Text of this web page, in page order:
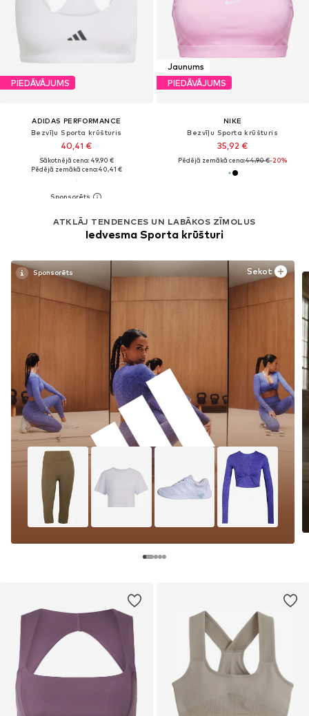
PIEDĀVĀJUMS
ADIDAS PERFORMANCE
Bezvīļu Sporta krūšturis
40,41 €
Sākotnējā cena: 49,90 €
Pēdējā zemākā cena:40,41 €
Jaunums
PIEDĀVĀJUMS
NIKE
Bezvīļu Sporta krūšturis
35,92 €
Pēdējā zemākā cena:44,90 €-20%
ATKLĀJ TENDENCES UN LABĀKOS ZĪMOLUS
Iedvesma Sporta krūšturi
Sekot